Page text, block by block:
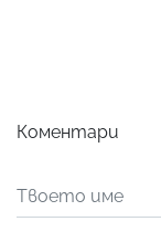
Коментари